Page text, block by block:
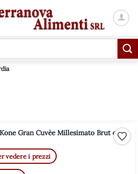
Gran Cuvèe Millesimato Brut cl 75
vedere i prezzi